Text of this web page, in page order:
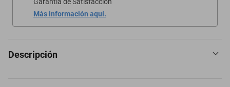
Más información aquí.
Descripción